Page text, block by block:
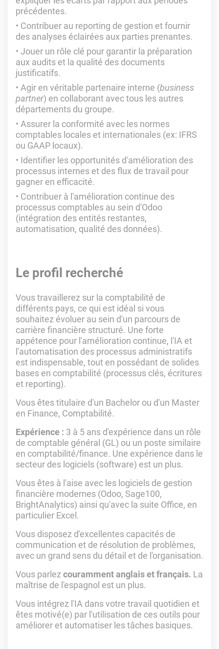
précédentes.
Contribuer au reporting de gestion et fournir
des analyses éclairées aux parties prenantes.
Jouer un rôle clé pour garantir la préparation
aux audits et la qualité des documents
justificatifs.
Agir en véritable partenaire interne (business
partner) en collaborant avec tous les autres
départements du groupe.
Assurer la conformité avec les normes
comptables locales et internationales (ex: IFRS
ou GAAP locaux).
Identifier les opportunités d'amélioration des
processus internes et des flux de travail pour
gagner en efficacité.
Contribuer à l'amélioration continue des
processus comptables au sein d'Odoo
(intégration des entités restantes,
automatisation, qualité des données).
Le profil recherché
Vous travaillerez sur la comptabilité de
différents pays, ce qui est idéal si vous
souhaitez évoluer au sein d'un parcours de
carrière financière structuré. Une forte
appétence pour l'amélioration continue, l'IA et
l'automatisation des processus administratifs
est indispensable, tout en possédant de solides
bases en comptabilité (processus clés, écritures
et reporting).
Vous êtes titulaire d'un Bachelor ou d'un Master
en Finance, Comptabilité.
Expérience : 3 à 5 ans d'expérience dans un rôle
de comptable général (GL) ou un poste similaire
en comptabilité/finance. Une expérience dans le
secteur des logiciels (software) est un plus.
Vous êtes à l'aise avec les logiciels de gestion
financière modernes (Odoo, Sage100,
BrightAnalytics) ainsi qu'avec la suite Office, en
particulier Excel.
Vous disposez d'excellentes capacités de
communication et de résolution de problèmes,
avec un grand sens du détail et de l'organisation.
Vous parlez couramment anglais et français. La
maîtrise de l'espagnol est un plus.
Vous intégrez l'IA dans votre travail quotidien et
êtes motivé(e) par l'utilisation de ces outils pour
améliorer et automatiser les tâches basiques.